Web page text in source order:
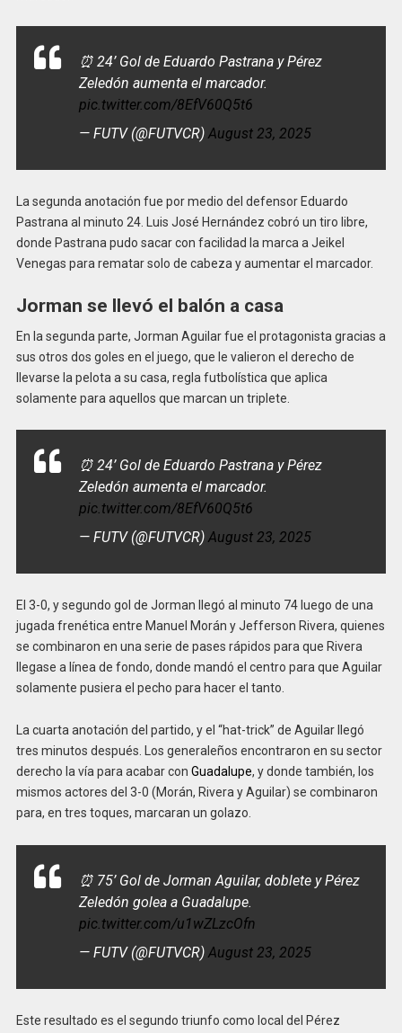
⏰ 24’ Gol de Eduardo Pastrana y Pérez
Zeledón aumenta el marcador.
pic.twitter.com/8EfV60Q5t6
— FUTV (@FUTVCR) August 23, 2025
La segunda anotación fue por medio del defensor Eduardo
Pastrana al minuto 24. Luis José Hernández cobró un tiro libre,
donde Pastrana pudo sacar con facilidad la marca a Jeikel
Venegas para rematar solo de cabeza y aumentar el marcador.
Jorman se llevó el balón a casa
En la segunda parte, Jorman Aguilar fue el protagonista gracias a
sus otros dos goles en el juego, que le valieron el derecho de
llevarse la pelota a su casa, regla futbolística que aplica
solamente para aquellos que marcan un triplete.
⏰ 24’ Gol de Eduardo Pastrana y Pérez
Zeledón aumenta el marcador.
pic.twitter.com/8EfV60Q5t6
— FUTV (@FUTVCR) August 23, 2025
El 3-0, y segundo gol de Jorman llegó al minuto 74 luego de una
jugada frenética entre Manuel Morán y Jefferson Rivera, quienes
se combinaron en una serie de pases rápidos para que Rivera
llegase a línea de fondo, donde mandó el centro para que Aguilar
solamente pusiera el pecho para hacer el tanto.
La cuarta anotación del partido, y el “hat-trick” de Aguilar llegó
tres minutos después. Los generaleños encontraron en su sector
derecho la vía para acabar con Guadalupe, y donde también, los
mismos actores del 3-0 (Morán, Rivera y Aguilar) se combinaron
para, en tres toques, marcaran un golazo.
⏰ 75’ Gol de Jorman Aguilar, doblete y Pérez
Zeledón golea a Guadalupe.
pic.twitter.com/u1wZLzcOfn
— FUTV (@FUTVCR) August 23, 2025
Este resultado es el segundo triunfo como local del Pérez